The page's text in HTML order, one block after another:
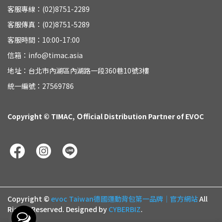
客服專線：(02)8751-2289
客服傳真：(02)8751-5289
客服時間：10:00-17:00
信箱：info@timac.asia
地址：台北市內湖區內湖路一段360巷10號3樓
統一編號：27569786
Copyright © TIMAC, Ｏfficial Distribution Partner of EVOC
Copyright © evoc Taiwan德國運動背包第一品牌｜官方網站All
Rights Reserved. Designed by CYBERBIZ.